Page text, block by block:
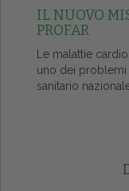
IL NUOVO
PROFAR
Le malattie
uno dei problemi
sanitario